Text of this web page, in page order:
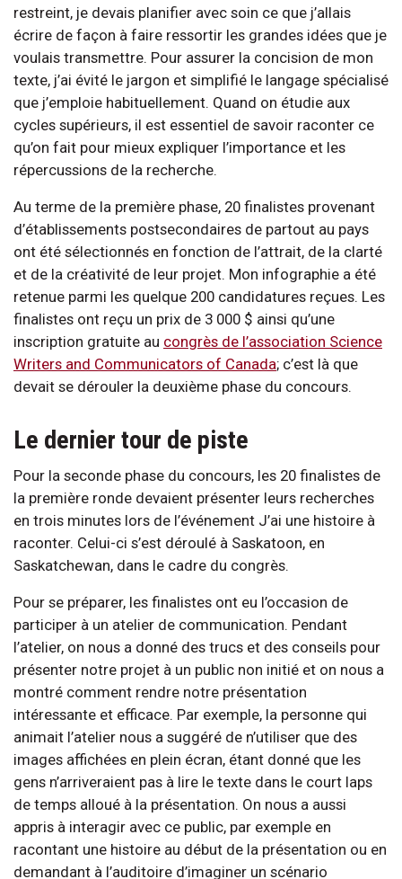
restreint, je devais planifier avec soin ce que j’allais
écrire de façon à faire ressortir les grandes idées que je
voulais transmettre. Pour assurer la concision de mon
texte, j’ai évité le jargon et simplifié le langage spécialisé
que j’emploie habituellement. Quand on étudie aux
cycles supérieurs, il est essentiel de savoir raconter ce
qu’on fait pour mieux expliquer l’importance et les
répercussions de la recherche.
Au terme de la première phase, 20 finalistes provenant
d’établissements postsecondaires de partout au pays
ont été sélectionnés en fonction de l’attrait, de la clarté
et de la créativité de leur projet. Mon infographie a été
retenue parmi les quelque 200 candidatures reçues. Les
finalistes ont reçu un prix de 3 000 $ ainsi qu’une
inscription gratuite au congrès de l’association Science
Writers and Communicators of Canada; c’est là que
devait se dérouler la deuxième phase du concours.
Le dernier tour de piste
Pour la seconde phase du concours, les 20 finalistes de
la première ronde devaient présenter leurs recherches
en trois minutes lors de l’événement J’ai une histoire à
raconter. Celui-ci s’est déroulé à Saskatoon, en
Saskatchewan, dans le cadre du congrès.
Pour se préparer, les finalistes ont eu l’occasion de
participer à un atelier de communication. Pendant
l’atelier, on nous a donné des trucs et des conseils pour
présenter notre projet à un public non initié et on nous a
montré comment rendre notre présentation
intéressante et efficace. Par exemple, la personne qui
animait l’atelier nous a suggéré de n’utiliser que des
images affichées en plein écran, étant donné que les
gens n’arriveraient pas à lire le texte dans le court laps
de temps alloué à la présentation. On nous a aussi
appris à interagir avec ce public, par exemple en
racontant une histoire au début de la présentation ou en
demandant à l’auditoire d’imaginer un scénario